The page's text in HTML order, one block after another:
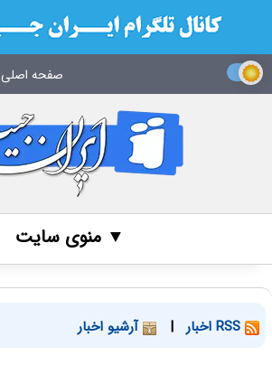
صفحه اصلی
▼ منوی سایت
| آرشیو اخبار